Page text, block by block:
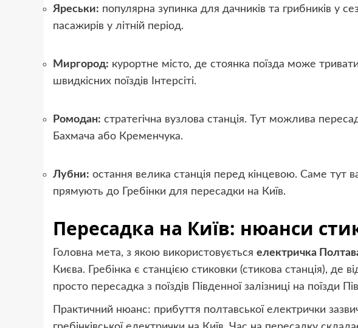
Яреськи: популярна зупинка для дачників та грибників у
пасажирів у літній період.
Миргород: курортне місто, де стоянка поїзда може
швидкісних поїздів Інтерсіті.
Ромодан: стратегічна вузлова станція. Тут можлива
Бахмача або Кременчука.
Лубни: остання велика станція перед кінцевою. Саме тут
прямують до Гребінки для пересадки на Київ.
Пересадка на Київ: нюанси
Головна мета, з якою використовується електричка
Києва. Гребінка є станцією стиковки (стикова станція), де
просто пересадка з поїздів Південної залізниці на поїзди
Практичний нюанс: прибуття полтавської електрички